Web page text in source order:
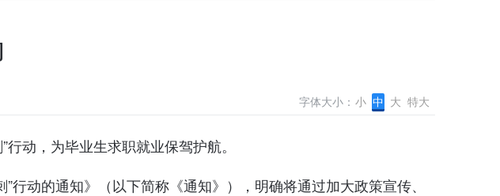
字体大小： 小 中 大 特大
动，为毕业生求职就业保驾护航。
动的通知》（以下简称《通知》），明确将通过加大政策宣传、